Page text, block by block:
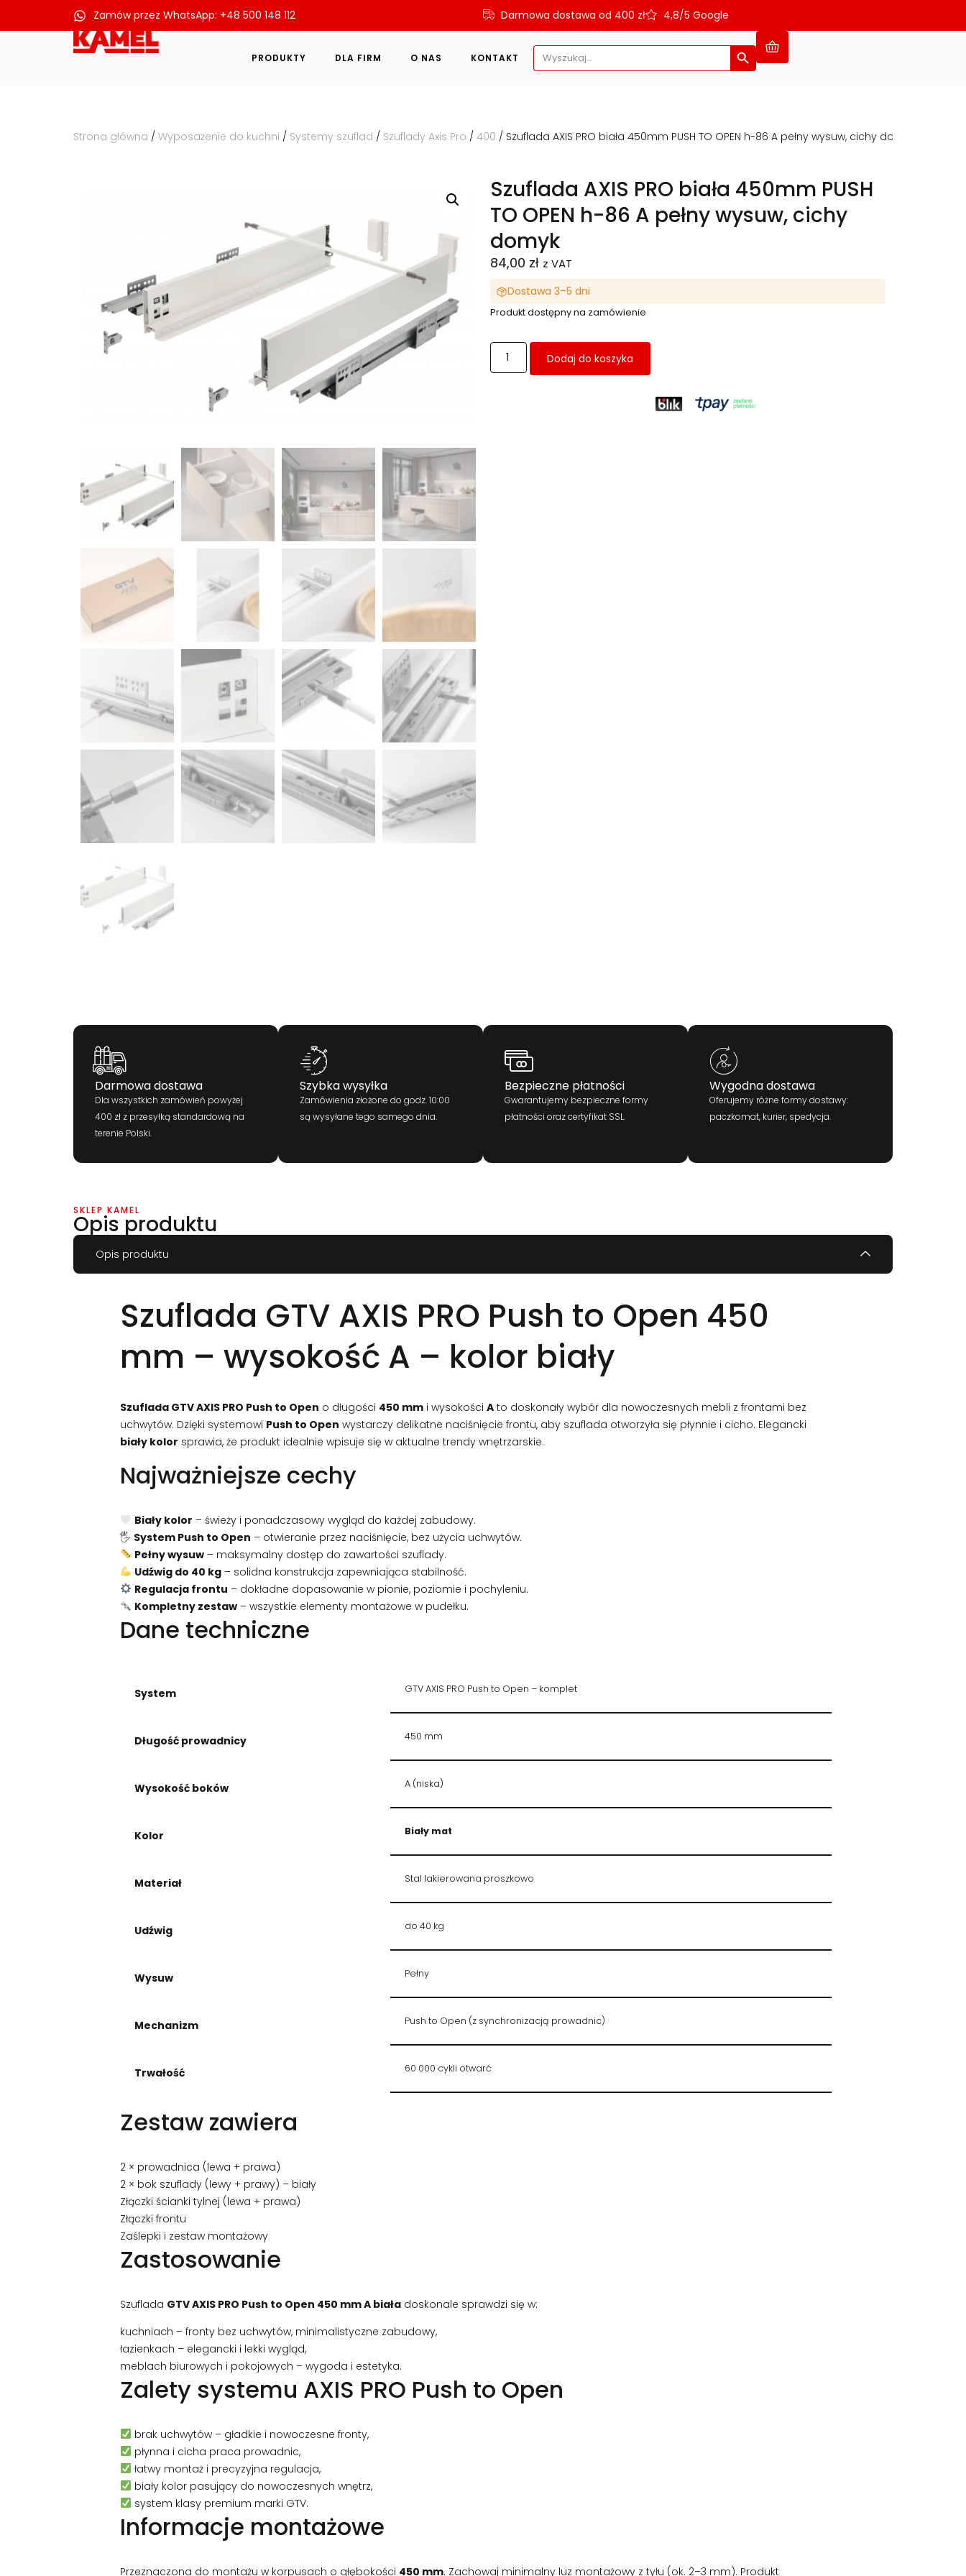
Zamów przez WhatsApp: +48 500 148 112 Darmowa dostawa od 400 zł 4,8/5 Google
PRODUKTY DLA FIRM O NAS KONTAKT
Search
for:
Search Button
Strona główna / Wyposażenie do kuchni / Systemy szuflad / Szuflady Axis Pro / 400 / Szuflada AXIS PRO biała 450mm PUSH TO OPEN h-86 A pełny wysuw, cichy domyk
Szuflada AXIS PRO biała 450mm PUSH
TO OPEN h-86 A pełny wysuw, cichy
domyk
84,00 zł z VAT
Dostawa 3–5 dni
Produkt dostępny na zamówienie
Dodaj do koszyka
Darmowa dostawa
Dla wszystkich zamówień powyżej
400 zł z przesyłką standardową na
terenie Polski.
Szybka wysyłka
Zamówienia złożone do godz. 10:00
są wysyłane tego samego dnia.
Bezpieczne płatności
Gwarantujemy bezpieczne formy
płatności oraz certyfikat SSL.
Wygodna dostawa
Oferujemy różne formy dostawy:
paczkomat, kurier, spedycja.
SKLEP KAMEL
Opis produktu
Opis produktu
Szuflada GTV AXIS PRO Push to Open 450
mm – wysokość A – kolor biały
Szuflada GTV AXIS PRO Push to Open o długości 450 mm i wysokości A to doskonały wybór dla nowoczesnych mebli z frontami bez
uchwytów. Dzięki systemowi Push to Open wystarczy delikatne naciśnięcie frontu, aby szuflada otworzyła się płynnie i cicho. Elegancki
biały kolor sprawia, że produkt idealnie wpisuje się w aktualne trendy wnętrzarskie.
Najważniejsze cechy
Biały kolor – świeży i ponadczasowy wygląd do każdej zabudowy.
🖐️ System Push to Open – otwieranie przez naciśnięcie, bez użycia uchwytów.
Pełny wysuw– maksymalny dostęp do zawartości szuflady.
Udźwig do 40 kg– solidna konstrukcja zapewniająca stabilność.
Regulacja frontu – dokładne dopasowanie w pionie, poziomie i pochyleniu.
Kompletny zestaw– wszystkie elementy montażowe w pudełku.
Dane techniczne
System GTV AXIS PRO Push to Open – komplet
Długość prowadnicy 450 mm
Wysokość boków A (niska)
Kolor Biały mat
Materiał Stal lakierowana proszkowo
Udźwig do 40 kg
Wysuw Pełny
Mechanizm Push to Open (z synchronizacją prowadnic)
Trwałość 60 000 cykli otwarć
Zestaw zawiera
2 × prowadnica (lewa + prawa)
2 × bok szuflady (lewy + prawy) – biały
Złączki ścianki tylnej (lewa + prawa)
Złączki frontu
Zaślepki i zestaw montażowy
Zastosowanie
Szuflada GTV AXIS PRO Push to Open 450 mm A biała doskonale sprawdzi się w:
kuchniach – fronty bez uchwytów, minimalistyczne zabudowy,
łazienkach – elegancki i lekki wygląd,
meblach biurowych i pokojowych – wygoda i estetyka.
Zalety systemu AXIS PRO Push to Open
brak uchwytów – gładkie i nowoczesne fronty,
płynna i cicha praca prowadnic,
łatwy montaż i precyzyjna regulacja,
biały kolor pasujący do nowoczesnych wnętrz,
system klasy premium marki GTV.
Informacje montażowe
Przeznaczona do montażu w korpusach o głębokości 450 mm. Zachowaj minimalny luz montażowy z tyłu (ok. 2–3 mm). Produkt